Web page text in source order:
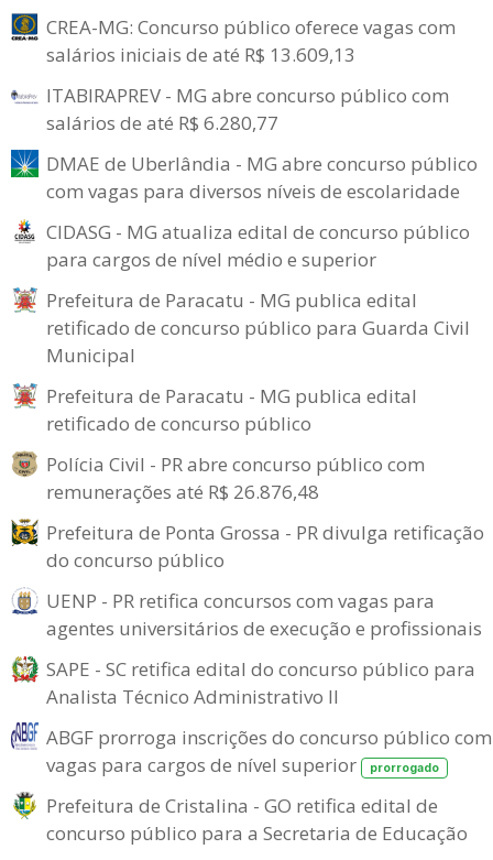
CREA-MG: Concurso público oferece vagas com
salários iniciais de até R$ 13.609,13
ITABIRAPREV - MG abre concurso público com
salários de até R$ 6.280,77
DMAE de Uberlândia - MG abre concurso público
com vagas para diversos níveis de escolaridade
CIDASG - MG atualiza edital de concurso público
para cargos de nível médio e superior
Prefeitura de Paracatu - MG publica edital
retificado de concurso público para Guarda Civil
Municipal
Prefeitura de Paracatu - MG publica edital
retificado de concurso público
Polícia Civil - PR abre concurso público com
remunerações até R$ 26.876,48
Prefeitura de Ponta Grossa - PR divulga retificação
do concurso público
UENP - PR retifica concursos com vagas para
agentes universitários de execução e profissionais
SAPE - SC retifica edital do concurso público para
Analista Técnico Administrativo II
ABGF prorroga inscrições do concurso público com
vagas para cargos de nível superior
prorrogado
Prefeitura de Cristalina - GO retifica edital de
concurso público para a Secretaria de Educação